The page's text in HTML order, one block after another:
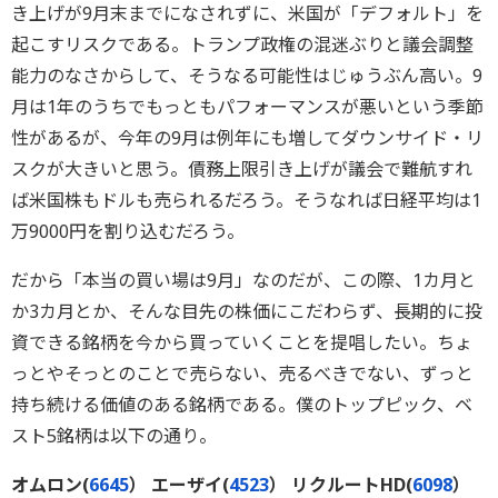
き上げが9月末までになされずに、米国が「デフォルト」を
起こすリスクである。トランプ政権の混迷ぶりと議会調整
能力のなさからして、そうなる可能性はじゅうぶん高い。9
月は1年のうちでもっともパフォーマンスが悪いという季節
性があるが、今年の9月は例年にも増してダウンサイド・リ
スクが大きいと思う。債務上限引き上げが議会で難航すれ
ば米国株もドルも売られるだろう。そうなれば日経平均は1
万9000円を割り込むだろう。
だから「本当の買い場は9月」なのだが、この際、1カ月と
か3カ月とか、そんな目先の株価にこだわらず、長期的に投
資できる銘柄を今から買っていくことを提唱したい。ちょ
っとやそっとのことで売らない、売るべきでない、ずっと
持ち続ける価値のある銘柄である。僕のトップピック、ベ
スト5銘柄は以下の通り。
オムロン(6645） エーザイ(4523） リクルートHD(6098）